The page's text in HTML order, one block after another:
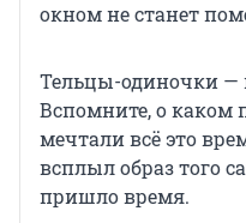
окном не станет
Тельцы-одиночки
Вспомните, о каком
мечтали всё это
всплыл образ того
пришло время.